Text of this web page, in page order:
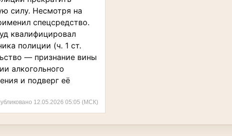
силу. Несмотря на
спецсредство.
квалифицировал
полиции (ч. 1 ст.
— признание вины
алкогольного
и подверг её
12.05.2026 05:05 (МСК)